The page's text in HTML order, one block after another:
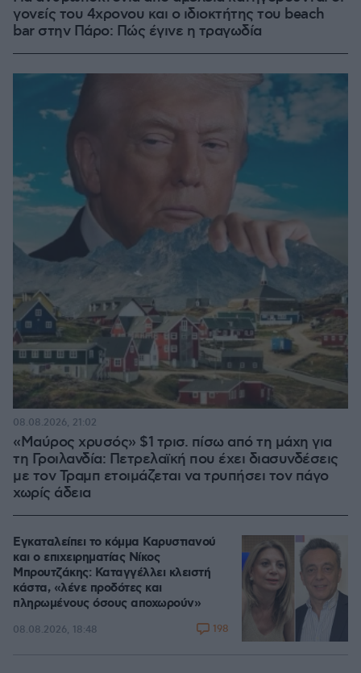
γονείς του 4χρονου και ο ιδιοκτήτης του beach
bar στην Πάρο: Πώς έγινε η τραγωδία
«Μαύρος χρυσός» $1 τρισ. πίσω από τη μάχη για
τη Γροιλανδία: Πετρελαϊκή που έχει διασυνδέσεις
με τον Τραμπ ετοιμάζεται να τρυπήσει τον πάγο
χωρίς άδεια
08.08.2026, 21:02
Εγκαταλείπει το κόμμα Καρυστιανού
και ο επιχειρηματίας Νίκος
Μπρουτζάκης: Καταγγέλλει κλειστή
κάστα, «λένε προδότες και
πληρωμένους όσους αποχωρούν»
08.08.2026, 18:48 198